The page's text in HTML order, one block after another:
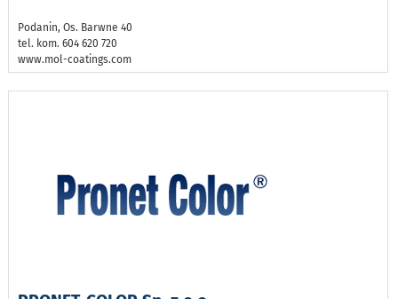
Podanin, Os. Barwne 40
tel. kom. 604 620 720
www.mol-coatings.com